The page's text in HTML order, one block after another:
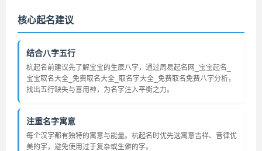
核心起名建议
结合八字五行
杭起名前建议先了解宝宝的生辰八字，通过周易起名网_宝宝起名_
宝宝取名大全_免费取名大全_取名字大全_免费取名免费八字分析，
找出五行缺失与喜用神，为名字注入平衡之力。
注重名字寓意
每个汉字都有独特的寓意与能量。杭起名时优先选寓意吉祥、音律优
美的字，避免使用过于复杂或生僻的字。